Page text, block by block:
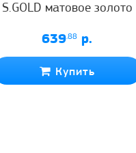
S.GOLD матовое золото
639.88 р.
Купить